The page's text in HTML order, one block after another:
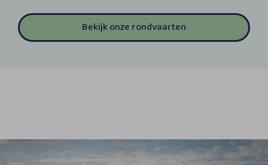
Bekijk onze rondvaarten